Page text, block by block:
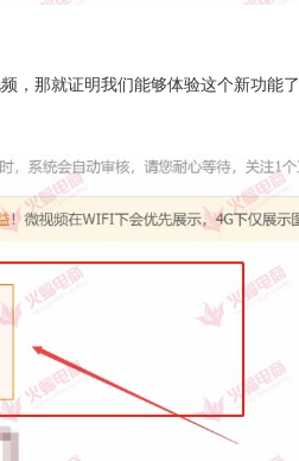
，那就证明我们能够体验这个新功能了